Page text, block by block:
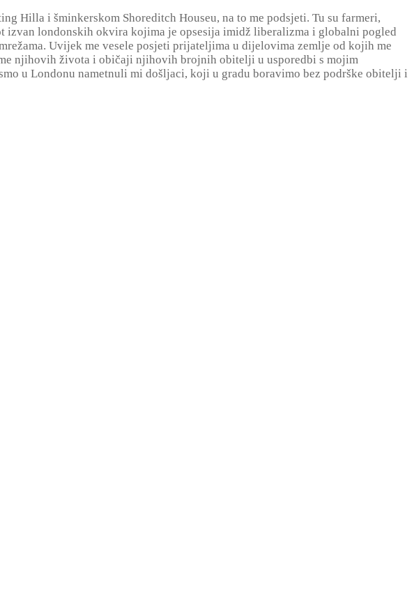
Hilla i šminkerskom Shoreditch Houseu, na to me podsjeti. Tu su farmeri,
londonskih okvira kojima je opsesija imidž liberalizma i globalni pogled
Uvijek me vesele posjeti prijateljima u dijelovima zemlje od kojih me
njihovih života i običaji njihovih brojnih obitelji u usporedbi s mojim
u Londonu nametnuli mi došljaci, koji u gradu boravimo bez podrške obitelji i